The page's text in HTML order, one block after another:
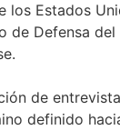
los Estados
de Defensa del
de
definido